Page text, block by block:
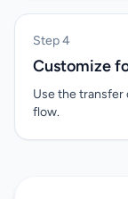
Step 4
Customize
Use the transfer
flow.